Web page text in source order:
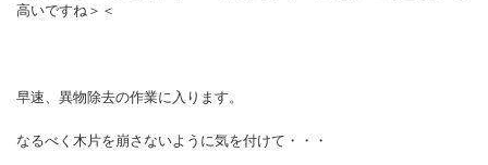
高いですね＞＜
早速、異物除去の作業に入ります。
なるべく木片を崩さないように気を付けて・・・